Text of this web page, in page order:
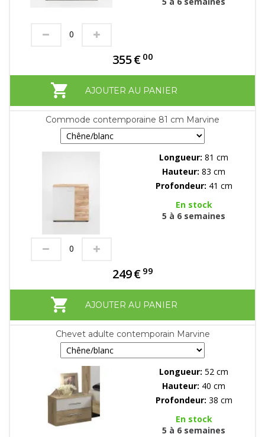
355€ 00
AJOUTER AU PANIER
Commode contemporaine 81 cm Marvine
Longueur: 81 cm
Hauteur: 83 cm
Profondeur: 41 cm
En stock
5 à 6 semaines
249€ 99
AJOUTER AU PANIER
Chevet adulte contemporain Marvine
Longueur: 52 cm
Hauteur: 40 cm
Profondeur: 38 cm
En stock
5 à 6 semaines